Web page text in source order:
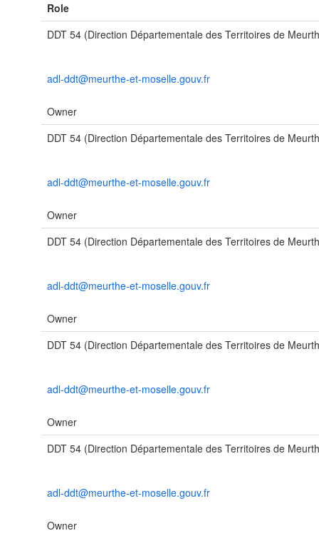
Role
DDT 54 (Direction Départementale des Territoires de
adl-ddt@meurthe-et-moselle.gouv.fr
Owner
DDT 54 (Direction Départementale des Territoires de
adl-ddt@meurthe-et-moselle.gouv.fr
Owner
DDT 54 (Direction Départementale des Territoires de
adl-ddt@meurthe-et-moselle.gouv.fr
Owner
DDT 54 (Direction Départementale des Territoires de
adl-ddt@meurthe-et-moselle.gouv.fr
Owner
DDT 54 (Direction Départementale des Territoires de
adl-ddt@meurthe-et-moselle.gouv.fr
Owner